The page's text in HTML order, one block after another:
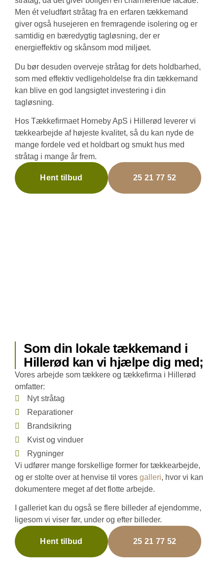
Men ét veludført stråtag fra en erfaren tækkemand
giver også husejeren en fremragende isolering og er
samtidig en bæredygtig tagløsning, der er
energieffektiv og skånsom mod miljøet.
Du bør desuden overveje stråtag for dets holdbarhed,
som med effektiv vedligeholdelse fra din tækkemand
kan blive en god langsigtet investering i din
tagløsning.
Hos Tækkefirmaet Horneby ApS i Hillerød leverer vi
tækkearbejde af højeste kvalitet, så du kan nyde de
mange fordele ved et holdbart og smukt hus med
stråtag i mange år frem.
Hent tilbud 25 21 77 52
Som din lokale tækkemand i
Hillerød kan vi hjælpe dig med;
Vores arbejde som tækkere og tækkefirma i Hillerød
omfatter:
Nyt stråtag
Reparationer
Brandsikring
Kvist og vinduer
Rygninger
Vi udfører mange forskellige former for tækkearbejde,
og er stolte over at henvise til vores galleri, hvor vi kan
dokumentere meget af det flotte arbejde.
I galleriet kan du også se flere billeder af ejendomme,
ligesom vi viser før, under og efter billeder.
Hent tilbud 25 21 77 52